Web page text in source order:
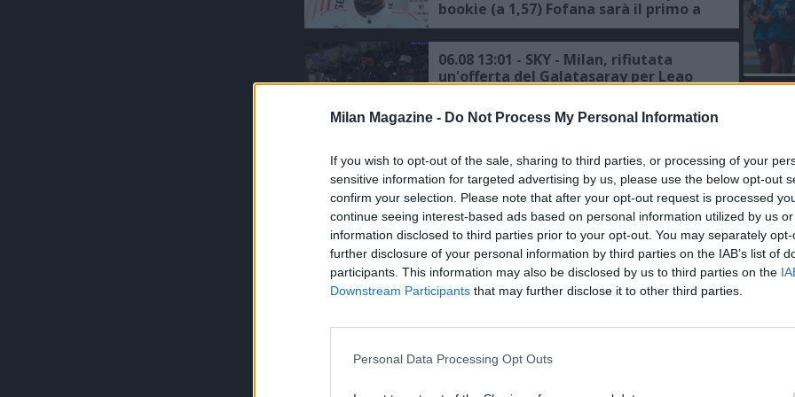
Milan Magazine - Do Not Process My Personal Information
If you wish to opt-out of the sale, sharing to third parties, or processing of your
sensitive information for targeted advertising by us, please use the below opt-out
confirm your selection. Please note that after your opt-out request is processed
continue seeing interest-based ads based on personal information utilized by us
information disclosed to third parties prior to your opt-out. You may separately
further disclosure of your personal information by third parties on the IAB’s list of
participants. This information may also be disclosed by us to third parties on the
Downstream Participants that may further disclose it to other third parties.
Personal Data Processing Opt Outs
bookie (a 1,57) Fofana sarà il primo a
salutare
06.08 13:01 - SKY - Milan, rifiutata
un'offerta del Galatasaray per Leao
ci riprova per Leao: pronta la prima
offerta al Milan
06.08 00:18 - JASHARI - L'agente: "Ha le
qualità per giocare in questo Milan"
"Buon test, ma bisogna migliorare"